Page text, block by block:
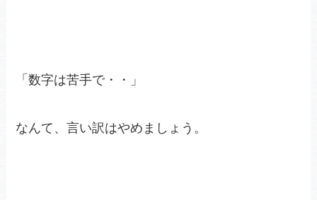
「数字は苦手で・・」
なんて、言い訳はやめましょう。